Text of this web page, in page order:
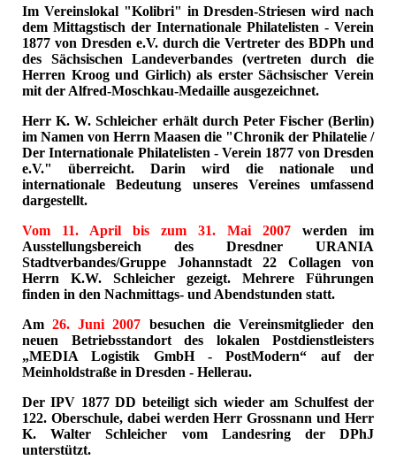
Im Vereinslokal "Kolibri" in Dresden-Striesen wird nach
dem Mittagstisch der Internationale Philatelisten - Verein
1877 von Dresden e.V. durch die Vertreter des BDPh und
des Sächsischen Landeverbandes (vertreten durch die
Herren Kroog und Girlich) als erster Sächsischer Verein
mit der Alfred-Moschkau-Medaille ausgezeichnet.
Herr K. W. Schleicher erhält durch Peter Fischer (Berlin)
im Namen von Herrn Maasen die "Chronik der Philatelie /
Der Internationale Philatelisten - Verein 1877 von Dresden
e.V." überreicht. Darin wird die nationale und
internationale Bedeutung unseres Vereines umfassend
dargestellt.
Vom 11. April bis zum 31. Mai 2007 werden im
Ausstellungsbereich des Dresdner URANIA
Stadtverbandes/Gruppe Johannstadt 22 Collagen von
Herrn K.W. Schleicher gezeigt. Mehrere Führungen
finden in den Nachmittags- und Abendstunden statt.
Am26. Juni 2007 besuchen die Vereinsmitglieder den
neuen Betriebsstandort des lokalen Postdienstleisters
„MEDIA Logistik GmbH - PostModern“ auf der
Meinholdstraße in Dresden - Hellerau.
Der IPV 1877 DD beteiligt sich wieder am Schulfest der
122. Oberschule, dabei werden Herr Grossnann und Herr
K. Walter Schleicher vom Landesring der DPhJ
unterstützt.